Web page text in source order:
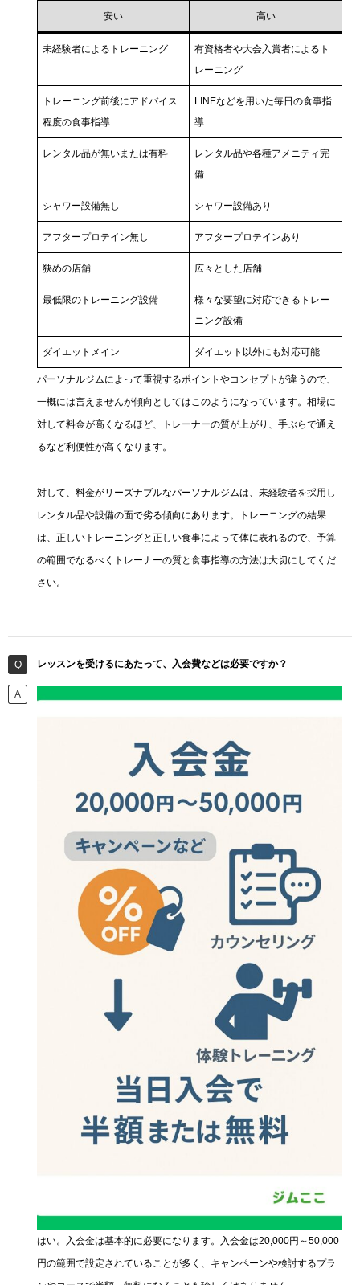
安い 高い
未経験者によるトレーニング
有資格者や大会入賞者によるト
レーニング
トレーニング前後にアドバイス
程度の食事指導
LINEなどを用いた毎日の食事指
導
レンタル品が無いまたは有料
レンタル品や各種アメニティ完
備
シャワー設備無し シャワー設備あり
アフタープロテイン無し アフタープロテインあり
狭めの店舗 広々とした店舗
最低限のトレーニング設備
様々な要望に対応できるトレー
ニング設備
ダイエットメイン ダイエット以外にも対応可能
パーソナルジムによって重視するポイントやコンセプトが違うので、
一概には言えませんが傾向としてはこのようになっています。相場に
対して料金が高くなるほど、トレーナーの質が上がり、手ぶらで通え
るなど利便性が高くなります。
対して、料金がリーズナブルなパーソナルジムは、未経験者を採用し
レンタル品や設備の面で劣る傾向にあります。トレーニングの結果
は、正しいトレーニングと正しい食事によって体に表れるので、予算
の範囲でなるべくトレーナーの質と食事指導の方法は大切にしてくだ
さい。
レッスンを受けるにあたって、入会費などは必要ですか？
はい。入会金は基本的に必要になります。入会金は20,000円～50,000
円の範囲で設定されていることが多く、キャンペーンや検討するプラ